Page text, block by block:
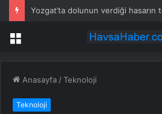
Yozgat’ta dolunun verdiği hasarın
Menü
Anasayfa /Teknoloji
Teknoloji